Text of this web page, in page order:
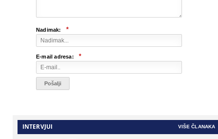
Nadimak: *
E-mail adresa: *
INTERVJUI VIŠE ČLANAKA